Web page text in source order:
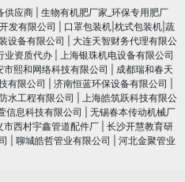
供应商
生物有机肥厂家_环保专用肥厂
发有限公司
口罩包装机|枕式包装机|蔬
设备有限公司
大连天智财务代理有限公
业资质代办
上海银珠机电设备有限公司
市熙和网络科技有限公司
成都瑞和春天
有限公司 济南恒蓝环保设备有限公司
水工程有限公司
上海皓筑跃科技有限公
信息科技有限公司
无锡春本传动机械厂
市西村宇鑫管道配件厂
长沙开慧教育研
聊城皓哲管业有限公司
河北金聚管业